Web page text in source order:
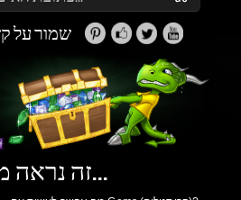
זה נראה מעניין...
תוכלו לקבל הטבות, הנחות, שתפו חברים ותוכלו
להרוויח כסף.
למידע נוסף ליחצו